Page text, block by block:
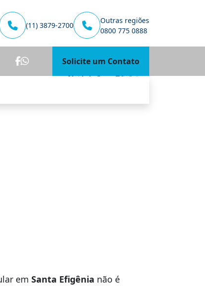
(11) 3879-2700
Outras regiões
0800 775 0888
Solicite um Contato
Unidade Santa Efigênia
em Santa Efigênia não é